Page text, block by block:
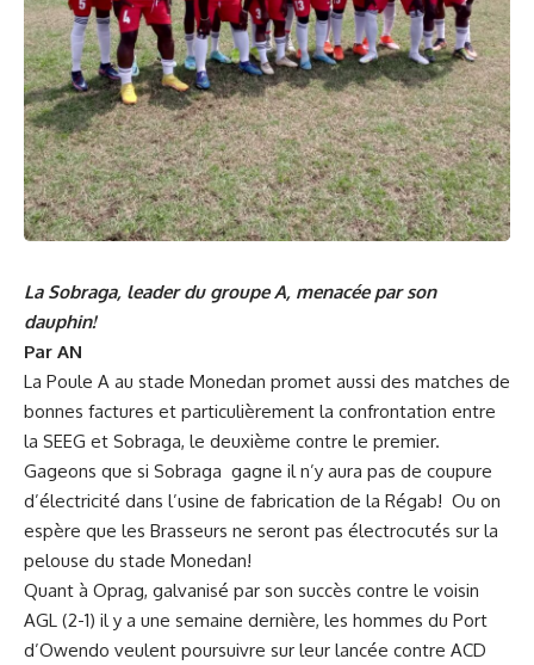
La Sobraga, leader du groupe A, menacée par son
dauphin!
Par AN
La Poule A au stade Monedan promet aussi des matches de
bonnes factures et particulièrement la confrontation entre
la SEEG et Sobraga, le deuxième contre le premier.
Gageons que si Sobraga gagne il n’y aura pas de coupure
d’électricité dans l’usine de fabrication de la Régab! Ou on
espère que les Brasseurs ne seront pas électrocutés sur la
pelouse du stade Monedan!
Quant à Oprag, galvanisé par son succès contre le voisin
AGL (2-1) il y a une semaine dernière, les hommes du Port
d’Owendo veulent poursuivre sur leur lancée contre ACD